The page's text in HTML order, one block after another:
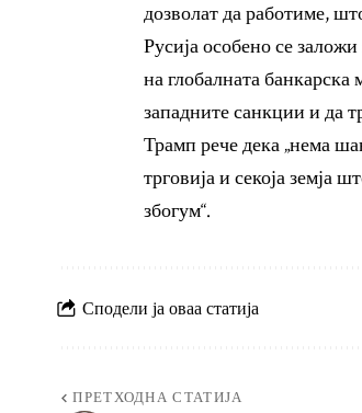
дозволат да работиме,
Русија особено се
на глобалната
западните санкции и да
Трамп рече дека „нема
трговија и секоја земја
збогум“.
Сподели ја оваа статија
ПРЕТХОДНА СТАТИЈА